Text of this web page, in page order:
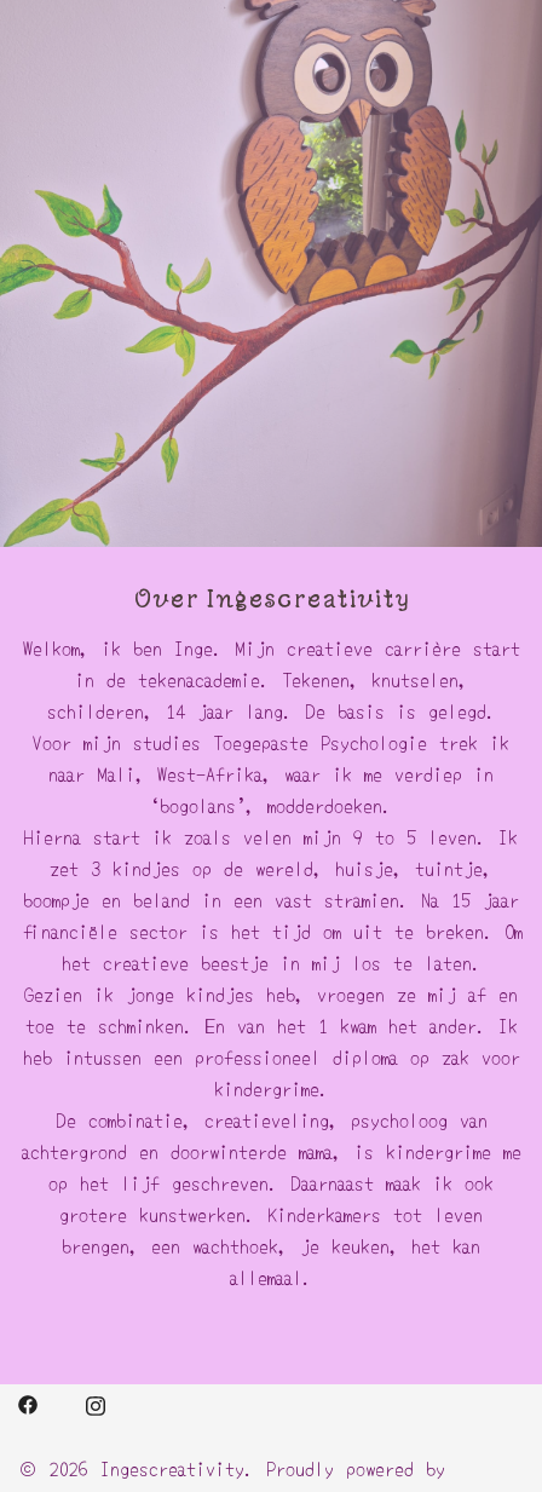
Over Ingescreativity
Welkom, ik ben Inge. Mijn creatieve carrière start
in de tekenacademie. Tekenen, knutselen,
schilderen, 14 jaar lang. De basis is gelegd.
Voor mijn studies Toegepaste Psychologie trek ik
naar Mali, West-Afrika, waar ik me verdiep in
‘bogolans’, modderdoeken.
Hierna start ik zoals velen mijn 9 to 5 leven. Ik
zet 3 kindjes op de wereld, huisje, tuintje,
boompje en beland in een vast stramien. Na 15 jaar
financiële sector is het tijd om uit te breken. Om
het creatieve beestje in mij los te laten.
Gezien ik jonge kindjes heb, vroegen ze mij af en
toe te schminken. En van het 1 kwam het ander. Ik
heb intussen een professioneel diploma op zak voor
kindergrime.
De combinatie, creatieveling, psycholoog van
achtergrond en doorwinterde mama, is kindergrime me
op het lijf geschreven. Daarnaast maak ik ook
grotere kunstwerken. Kinderkamers tot leven
brengen, een wachthoek, je keuken, het kan
allemaal.
© 2026 Ingescreativity. Proudly powered by